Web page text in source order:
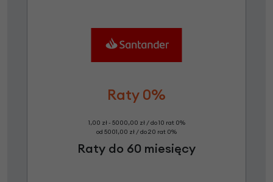
Raty 0%
1,00 zł - 5000,00 zł / do 10 rat 0%
od 5001,00 zł / do 20 rat 0%
Raty do 60 miesięcy